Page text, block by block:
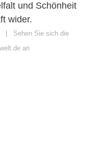
und Schönheit
wider.
Sehen Sie sich die
an